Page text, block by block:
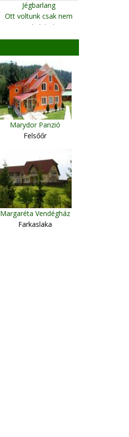
Jégbarlang
Ott voltunk csak nem
tudjuk hol
Marydor Panzió
Felsőőr
Margaréta Vendégház
Farkaslaka